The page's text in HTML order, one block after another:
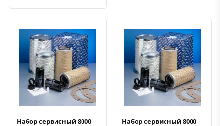
Быстрый просмотрДобавить к сравнению
Добавить в избранное
Набор сервисный 8000
Быстрый просмотрДобавить к сравнению
Добавить в избранное
Набор сервисный 8000